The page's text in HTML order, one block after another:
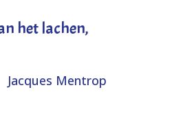
het lachen,
Jacques Mentrop